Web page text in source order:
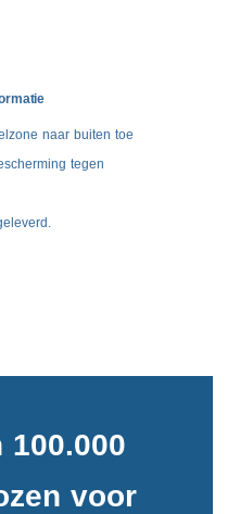
naar buiten toe
tegen
100.000
voor